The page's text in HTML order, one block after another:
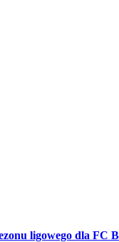
ligowego dla FC